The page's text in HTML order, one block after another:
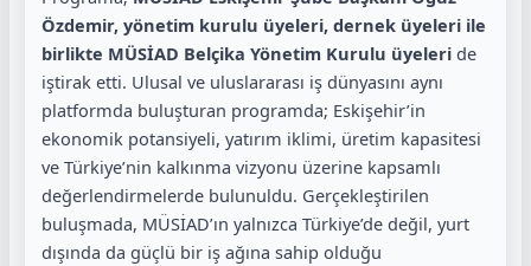
Özdemir, yönetim kurulu üyeleri, dernek üyeleri ile
birlikte MÜSİAD Belçika Yönetim Kurulu üyeleri de
iştirak etti. Ulusal ve uluslararası iş dünyasını aynı
platformda buluşturan programda; Eskişehir’in
ekonomik potansiyeli, yatırım iklimi, üretim kapasitesi
ve Türkiye’nin kalkınma vizyonu üzerine kapsamlı
değerlendirmelerde bulunuldu. Gerçekleştirilen
buluşmada, MÜSİAD’ın yalnızca Türkiye’de değil, yurt
dışında da güçlü bir iş ağına sahip olduğu